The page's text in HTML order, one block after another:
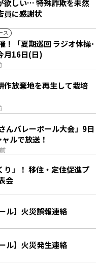
欲しい… 特殊詐欺を未然
員に感謝状
ス
！「夏期巡回 ラジオ体操･
月16日(日)
作放棄地を再生して栽培
んバレーボール大会」9日
ルで放送！
り」！ 移住・定住促進プ
会
ル】火災誤報連絡
ル】火災発生連絡